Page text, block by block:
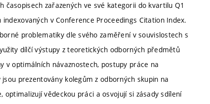
zařazených ve své kategorii do kvartilu Q1
v Conference Proceedings Citation Index.
problematiky dle svého zaměření v souvislostech s
dílčí výstupy z teoretických odborných předmětů
v optimálních návaznostech, postupy práce na
prezentovány kolegům z odborných skupin na
vědeckou práci a osvojují si zásady sdílení